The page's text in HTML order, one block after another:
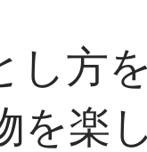
し方
楽